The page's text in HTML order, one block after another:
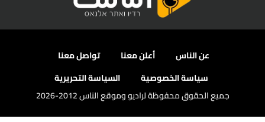
عن الناس أعلن معنا
تواصل معنا
سياسة الخصوصية
السياسة التحريرية
جميع الحقوق محفوظة لراديو وموقع الناس 2012-2026